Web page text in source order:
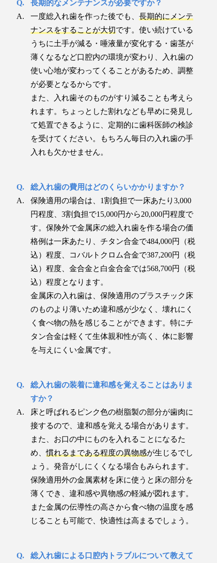
長期的なメンテナンスが必要ですか？
一度総入れ歯を作った後でも、 長期的にメンテ
ナンスをすることが大切です。使い続けている
うちに土手が減る・唾液量が変化する・歯茎が
薄くなるなど口腔内の環境が変わり、入れ歯の
使い心地が変わってくることがあるため、調整
が必要となるからです。
また、入れ歯そのものがすり減ることも考えら
れます。ちょっとした割れなども早めに発見し
て処置できるように、定期的に歯科医師の検診
を受けてください。もちろん毎日の入れ歯の手
入れも欠かせません。
総入れ歯の費用はどのくらいかかりますか？
保険適用の場合は、1割負担で一床あたり3,000
円程度、3割負担で15,000円から20,000円程度で
す。保険外で金属床の総入れ歯を作る場合の価
格例は一床あたり、チタン合金で484,000円（税
込）程度、コバルトクロム合金で387,200円（税
込）程度、金合金と白金合金では568,700円（税
込）程度となります。
金属床の入れ歯は、保険適用のプラスチック床
のものより薄いため違和感が少なく、壊れにく
く食べ物の熱を感じることができます。特にチ
タン合金は軽くて生体親和性が高く、体に影響
を与えにくい金属です。
総入れ歯の装着に違和感を覚えることはありま
すか？
床と呼ばれるピンク色の樹脂製の部分が歯肉に
接するので、違和感を覚える場合があります。
また、お口の中にものを入れることになるた
め、慣れるまである程度の異物感が生じるでし
ょう。発音がしにくくなる場合もみられます。
保険適用外の金属素材を床に使うと床の部分を
薄くでき、違和感や異物感の軽減が図れます。
また金属の伝導性の高さから食べ物の温度を感
じることも可能で、快適性は高まるでしょう。
総入れ歯による口腔内トラブルについて教えて